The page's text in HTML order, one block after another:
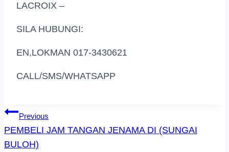
LACROIX –
SILA HUBUNGI:
EN,LOKMAN 017-3430621
CALL/SMS/WHATSAPP
Post
Navigation
Previous
PEMBELI JAM TANGAN JENAMA DI (SUNGAI
BULOH)